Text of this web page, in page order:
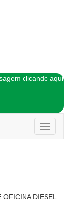
clicando aqui
Toggle
DIESEL